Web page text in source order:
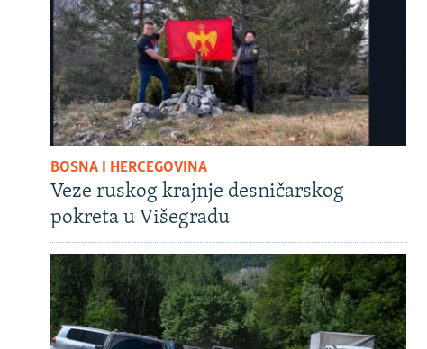
BOSNA I HERCEGOVINA
Veze ruskog krajnje desničarskog
pokreta u Višegradu